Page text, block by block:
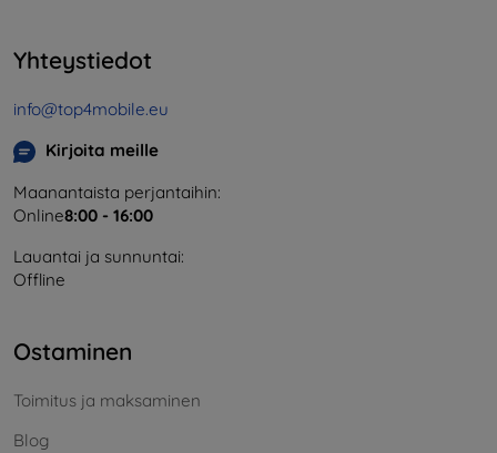
Yhteystiedot
info@top4mobile.eu
Kirjoita meille
Maanantaista perjantaihin:
Online8:00 - 16:00
Lauantai ja sunnuntai:
Offline
Ostaminen
Toimitus ja maksaminen
Blog